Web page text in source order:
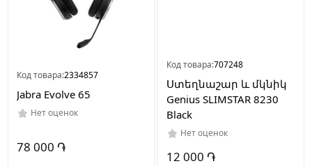
Код товара:2334857
Jabra Evolve 65
Нет оценок
78 000 ֏
Код товара:707248
Ստեղնաշար և մկնիկ
Genius SLIMSTAR 8230
Black
Нет оценок
12 000 ֏